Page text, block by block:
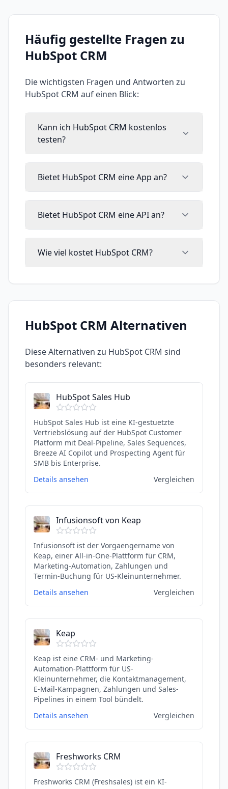
Häufig gestellte Fragen zu
HubSpot CRM
Die wichtigsten Fragen und Antworten zu
HubSpot CRM auf einen Blick:
Kann ich HubSpot CRM kostenlos
testen?
Bietet HubSpot CRM eine App an?
Bietet HubSpot CRM eine API an?
Wie viel kostet HubSpot CRM?
HubSpot CRM Alternativen
Diese Alternativen zu HubSpot CRM sind
besonders relevant:
HubSpot Sales Hub
HubSpot Sales Hub ist eine KI-gestuetzte
Vertriebslösung auf der HubSpot Customer
Platform mit Deal-Pipeline, Sales Sequences,
Breeze AI Copilot und Prospecting Agent für
SMB bis Enterprise.
Details ansehen
Vergleichen
Infusionsoft von Keap
Infusionsoft ist der Vorgaengername von
Keap, einer All-in-One-Plattform für CRM,
Marketing-Automation, Zahlungen und
Termin-Buchung für US-Kleinunternehmer.
Details ansehen
Vergleichen
Keap
Keap ist eine CRM- und Marketing-
Automation-Plattform für US-
Kleinunternehmer, die Kontaktmanagement,
E-Mail-Kampagnen, Zahlungen und Sales-
Pipelines in einem Tool bündelt.
Details ansehen
Vergleichen
Freshworks CRM
Freshworks CRM (Freshsales) ist ein KI-